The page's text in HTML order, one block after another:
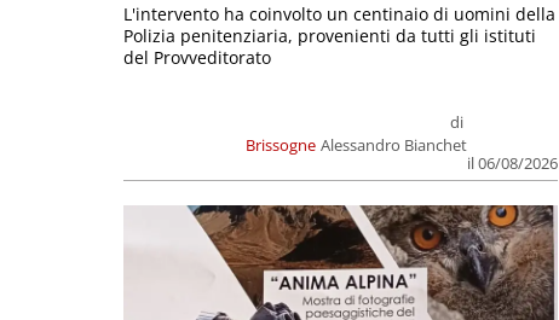
Brissogne
di
Alessandro Bianchet
il 06/08/2026
L'intervento ha coinvolto un centinaio di uomini della
Polizia penitenziaria, provenienti da tutti gli istituti
del Provveditorato